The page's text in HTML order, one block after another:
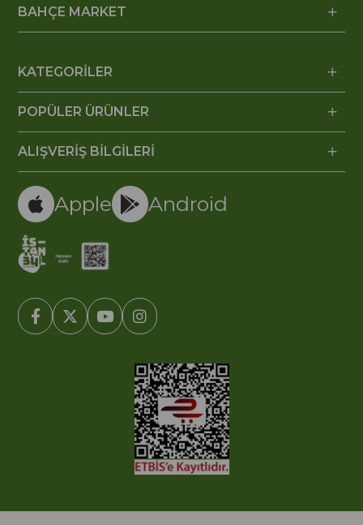
BAHÇE MARKET
KATEGORİLER
POPÜLER ÜRÜNLER
ALIŞVERİŞ BİLGİLERİ
Apple Android